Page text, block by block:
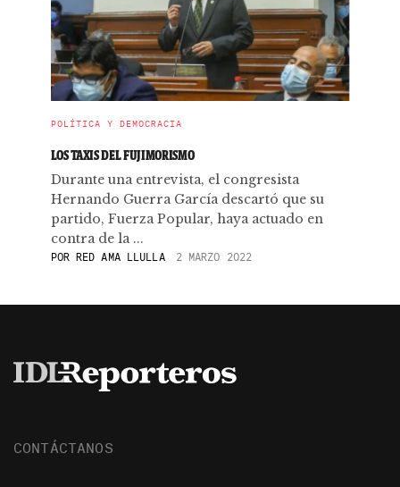
POLÍTICA Y DEMOCRACIA
LOS TAXIS DEL FUJIMORISMO
Durante una entrevista, el congresista
Hernando Guerra García descartó que su
partido, Fuerza Popular, haya actuado en
contra de la ...
PORRED AMA LLULLA 2 MARZO 2022
CONTÁCTANOS